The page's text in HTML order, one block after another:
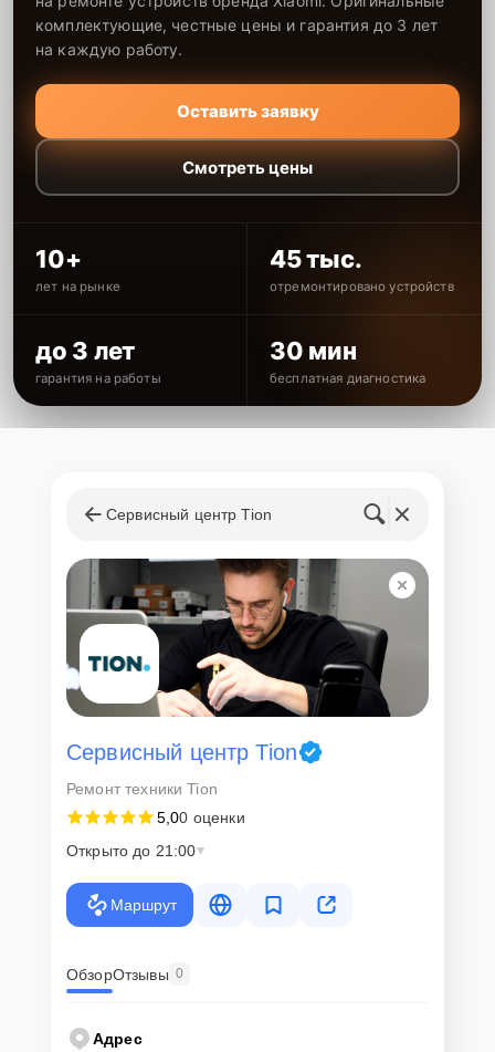
комплектующие, честные цены и гарантия до 3 лет
на каждую работу.
Оставить заявку
Смотреть цены
10+
лет на рынке
45 тыс.
отремонтировано устройств
до 3 лет
гарантия на работы
30 мин
бесплатная диагностика
Сервисный центр Tion
Сервисный центр Tion
Ремонт техники Tion
5,00 оценки
Открыто до 21:00
Маршрут
ОбзорОтзывы 0
Адрес